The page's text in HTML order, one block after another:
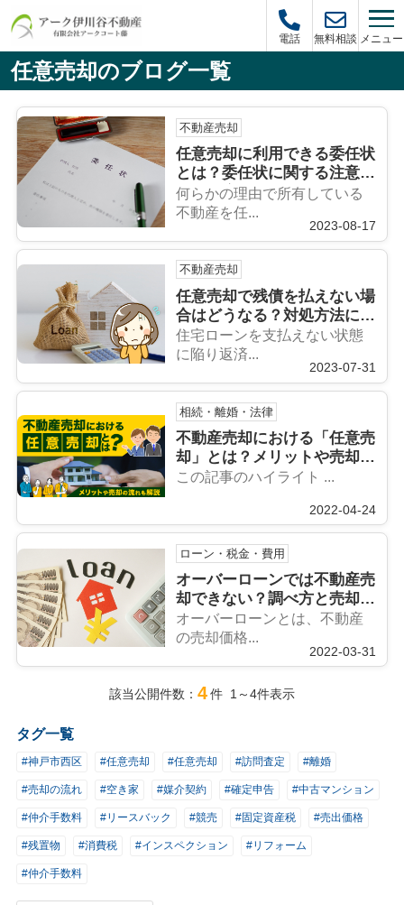
電話 無料相談 メニュー
任意売却のブログ一覧
不動産売却
任意売却に利用できる委任状
とは？委任状に関する注意点
をご紹介！
何らかの理由で所有している
不動産を任...
2023-08-17
不動産売却
任意売却で残債を払えない場
合はどうなる？対処方法につ
いてご紹介！
住宅ローンを支払えない状態
に陥り返済...
2023-07-31
相続・離婚・法律
不動産売却における「任意売
却」とは？メリットや売却の
流れも解説
この記事のハイライト ...
2022-04-24
ローン・税金・費用
オーバーローンでは不動産売
却できない？調べ方と売却方
法をご紹介
オーバーローンとは、不動産
の売却価格...
2022-03-31
該当公開件数： 4件 1～4件表示
タグ一覧
#神戸市西区 #任意売却 #任意売却 #訪問査定 #離婚
#売却の流れ #空き家 #媒介契約 #確定申告 #中古マンション
#仲介手数料 #リースバック #競売 #固定資産税 #売出価格
#残置物 #消費税 #インスペクション #リフォーム
#仲介手数料